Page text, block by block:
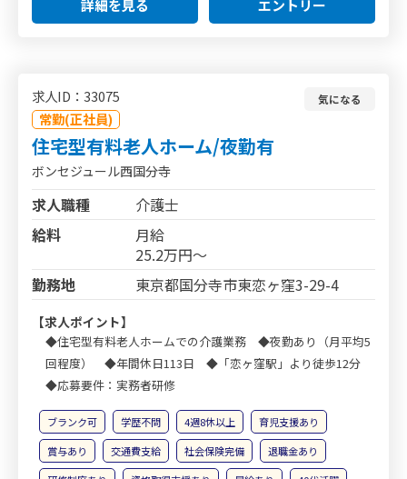
詳細を見る エントリー
求人ID：33075
常勤(正社員)
気になる
住宅型有料老人ホーム/夜勤有
ボンセジュール西国分寺
求人職種
介護士
給料
月給
25.2万円～
勤務地
東京都国分寺市東恋ヶ窪3-29-4
【求人ポイント】
◆住宅型有料老人ホームでの介護業務 ◆夜勤あり（月平均5
回程度） ◆年間休日113日 ◆「恋ヶ窪駅」より徒歩12分
◆応募要件：実務者研修
ブランク可 学歴不問 4週8休以上
育児支援あり
賞与あり
交通費支給 社会保険完備
退職金あり